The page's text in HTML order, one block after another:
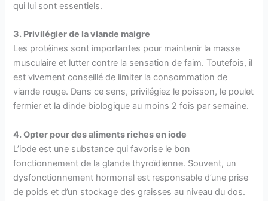
qui lui sont essentiels.
3. Privilégier de la viande maigre
Les protéines sont importantes pour maintenir la masse
musculaire et lutter contre la sensation de faim. Toutefois, il
est vivement conseillé de limiter la consommation de
viande rouge. Dans ce sens, privilégiez le poisson, le poulet
fermier et la dinde biologique au moins 2 fois par semaine.
4. Opter pour des aliments riches en iode
L’iode est une substance qui favorise le bon
fonctionnement de la glande thyroïdienne. Souvent, un
dysfonctionnement hormonal est responsable d’une prise
de poids et d’un stockage des graisses au niveau du dos.